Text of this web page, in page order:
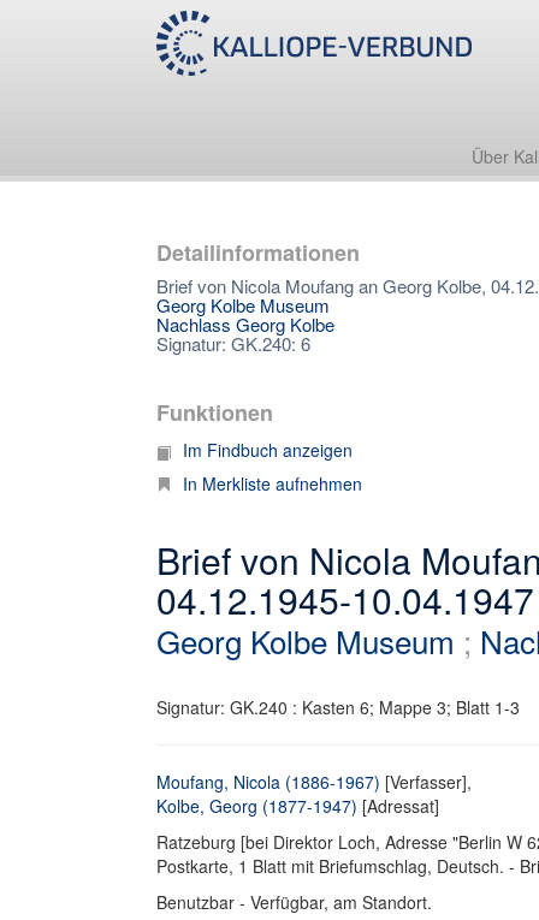
Über
Detailinformationen
Brief von Nicola Moufang an Georg Kolbe,
Georg Kolbe Museum
Nachlass Georg Kolbe
Signatur: GK.240: 6
Funktionen
Im Findbuch anzeigen
In Merkliste aufnehmen
Brief von Nicola
04.12.1945-10.04.1947
Georg Kolbe Museum ;
Signatur: GK.240 : Kasten 6; Mappe 3; Blatt 1-3
Moufang, Nicola (1886-1967) [Verfasser],
Kolbe, Georg (1877-1947) [Adressat]
Ratzeburg [bei Direktor Loch, Adresse "Berlin W
Postkarte, 1 Blatt mit Briefumschlag, Deutsch. -
Benutzbar - Verfügbar, am Standort.